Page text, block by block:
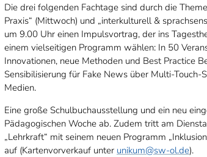
Die drei folgenden Fachtage sind durch die
Praxis“ (Mittwoch) und „interkulturell &
um 9.00 Uhr einen Impulsvortrag, der ins
einem vielseitigen Programm wählen: In 50
Innovationen, neue Methoden und Best Practice
Sensibilisierung für Fake News über Multi-
Medien.
Eine große Schulbuchausstellung und ein neu
Pädagogischen Woche ab. Zudem tritt am
„Lehrkraft“ mit seinem neuen Programm
auf (Kartenvorverkauf unter unikum@sw-ol.de).